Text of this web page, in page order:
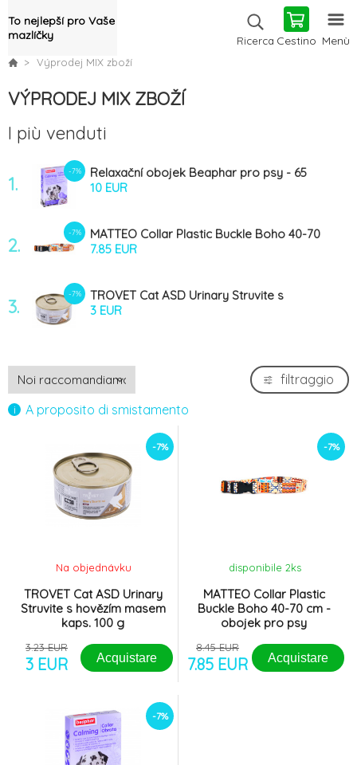
To nejlepší pro Vaše
mazlíčky
Ricerca Cestino Menù
Výprodej MIX zboží
VÝPRODEJ MIX ZBOŽÍ
I più venduti
1.
-7%
Relaxační obojek Beaphar pro psy - 65
cm
10 EUR
2.
-7%
MATTEO Collar Plastic Buckle Boho 40-70
cm - obojek pro psy
7.85 EUR
3.
-7%
TROVET Cat ASD Urinary Struvite s
hovězím masem kaps. 100 g
3 EUR
A proposito di smistamento
filtraggio
-7%
TROVET Cat ASD Urinary
Struvite s hovězím masem
kaps. 100 g
Na objednávku
3.23 EUR
3 EUR Acquistare
-7%
MATTEO Collar Plastic
Buckle Boho 40-70 cm -
obojek pro psy
disponibile 2ks
8.45 EUR
7.85 EUR Acquistare
-7%